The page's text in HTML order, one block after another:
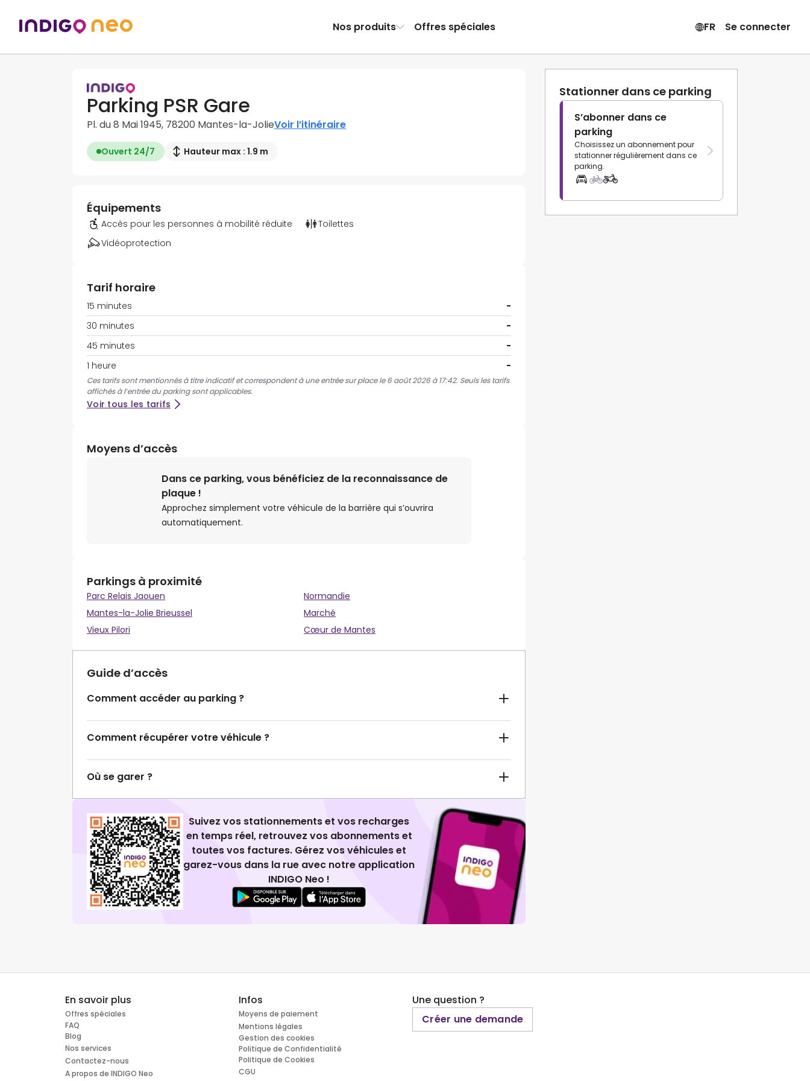
Nos produits Offres spéciales FR Se connecter
Parking PSR Gare
Pl. du 8 Mai 1945, 78200 Mantes-la-JolieVoir l’itinéraire
Ouvert 24/7 Hauteur max : 1.9 m
Stationner dans ce parking
S’abonner dans ce
parking
Choisissez un abonnement pour
stationner régulièrement dans ce
parking.
Équipements
Accès pour les personnes à mobilité réduite
Toilettes
Vidéoprotection
Tarif horaire
15 minutes
-
30 minutes
-
45 minutes
-
1 heure
-
Ces tarifs sont mentionnés à titre indicatif et correspondent à une entrée sur place le 6 août 2026 à 17:42. Seuls les tarifs
affichés à l’entrée du parking sont applicables.
Voir tous les tarifs
Moyens d’accès
Dans ce parking, vous bénéficiez de la reconnaissance de
plaque !
Approchez simplement votre véhicule de la barrière qui s’ouvrira
automatiquement.
Parkings à proximité
Parc Relais Jaouen
Normandie
Mantes-la-Jolie Brieussel
Marché
Vieux Pilori
Cœur de Mantes
Guide d’accès
Comment accéder au parking ?
Comment récupérer votre véhicule ?
Où se garer ?
Suivez vos stationnements et vos recharges
en temps réel, retrouvez vos abonnements et
toutes vos factures. Gérez vos véhicules et
garez-vous dans la rue avec notre application
INDIGO Neo !
En savoir plus
Offres spéciales
FAQ
Blog
Nos services
Contactez-nous
A propos de INDIGO Neo
Infos
Moyens de paiement
Mentions légales
Gestion des cookies
Politique de Confidentialité
Politique de Cookies
CGU
Une question ?
Créer une demande